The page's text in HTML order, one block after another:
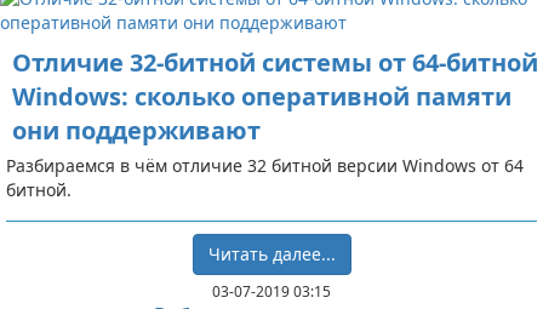
Отличие 32-битной системы от 64-битной
Windows: сколько оперативной памяти
они поддерживают
Разбираемся в чём отличие 32 битной версии Windows от 64
битной.
Читать далее...
03-07-2019 03:15